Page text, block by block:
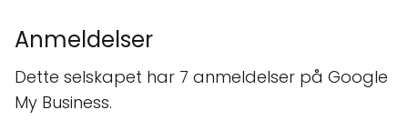
Anmeldelser
Dette selskapet har 7 anmeldelser på Google
My Business.